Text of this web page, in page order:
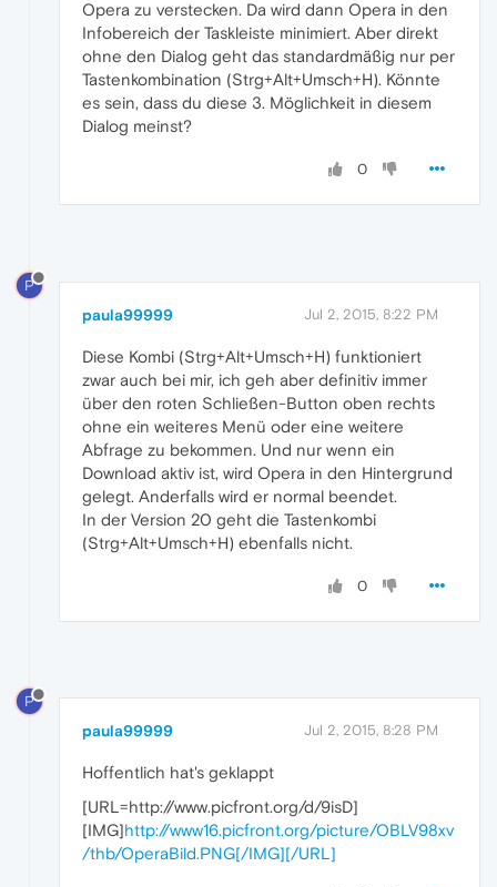
Opera zu verstecken. Da wird dann Opera in den
Infobereich der Taskleiste minimiert. Aber direkt
ohne den Dialog geht das standardmäßig nur per
Tastenkombination (Strg+Alt+Umsch+H). Könnte
es sein, dass du diese 3. Möglichkeit in diesem
Dialog meinst?
0
P
paula99999 Jul 2, 2015, 8:22 PM
Diese Kombi (Strg+Alt+Umsch+H) funktioniert
zwar auch bei mir, ich geh aber definitiv immer
über den roten Schließen-Button oben rechts
ohne ein weiteres Menü oder eine weitere
Abfrage zu bekommen. Und nur wenn ein
Download aktiv ist, wird Opera in den Hintergrund
gelegt. Anderfalls wird er normal beendet.
In der Version 20 geht die Tastenkombi
(Strg+Alt+Umsch+H) ebenfalls nicht.
0
P
paula99999 Jul 2, 2015, 8:28 PM
Hoffentlich hat's geklappt
[URL=http://www.picfront.org/d/9isD]
[IMG]http://www16.picfront.org/picture/OBLV98xv
/thb/OperaBild.PNG[/IMG][/URL]